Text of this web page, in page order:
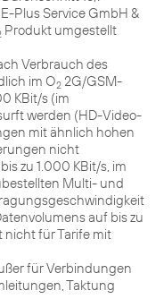
Plus Service GmbH &
Produkt umgestellt
Verbrauch des
im O2 2G/GSM-
KBit/s (im
werden (HD-Video-
mit ähnlich hohen
nicht
zu 1.000 KBit/s, im
Multi- und
auf bis zu
nicht für Tarife mit
für Verbindungen
Taktung